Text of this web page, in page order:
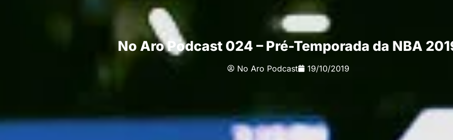
No Aro Podcast 024 – Pré-Temporada da NBA
No Aro Podcast 19/10/2019